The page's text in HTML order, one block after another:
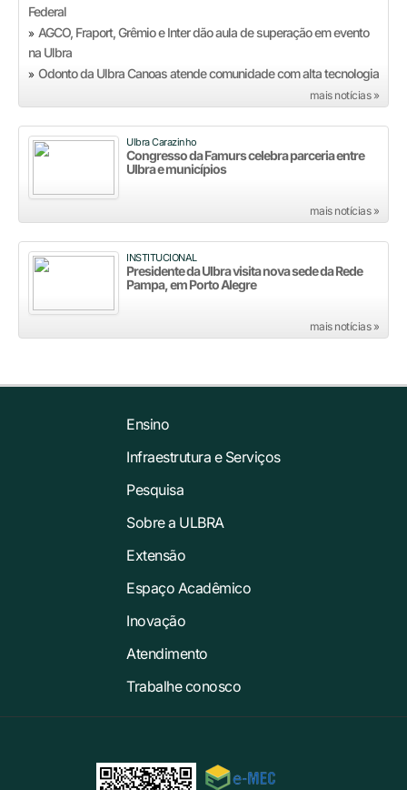
Federal
» AGCO, Fraport, Grêmio e Inter dão aula de superação em evento
na Ulbra
» Odonto da Ulbra Canoas atende comunidade com alta tecnologia
mais notícias »
Ulbra Carazinho
Congresso da Famurs celebra parceria entre
Ulbra e municípios
mais notícias »
INSTITUCIONAL
Presidente da Ulbra visita nova sede da Rede
Pampa, em Porto Alegre
mais notícias »
Ensino
Infraestrutura e Serviços
Pesquisa
Sobre a ULBRA
Extensão
Espaço Acadêmico
Inovação
Atendimento
Trabalhe conosco